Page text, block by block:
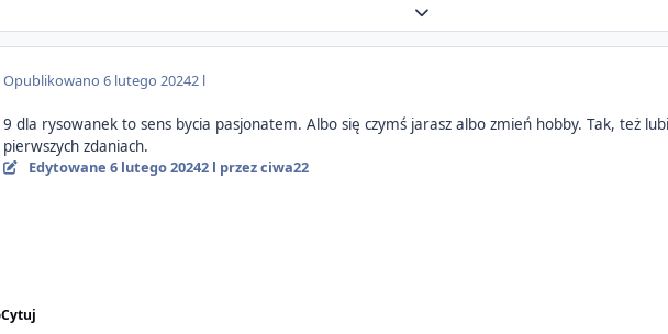
Expand topic overview
Opublikowano6 lutego 20242 l
9 dla rysowanek to sens bycia pasjonatem. Albo się czymś jarasz albo zmień hobby. Tak, też
pierwszych zdaniach.
Edytowane 6 lutego 20242 l przez ciwa22
Cytuj